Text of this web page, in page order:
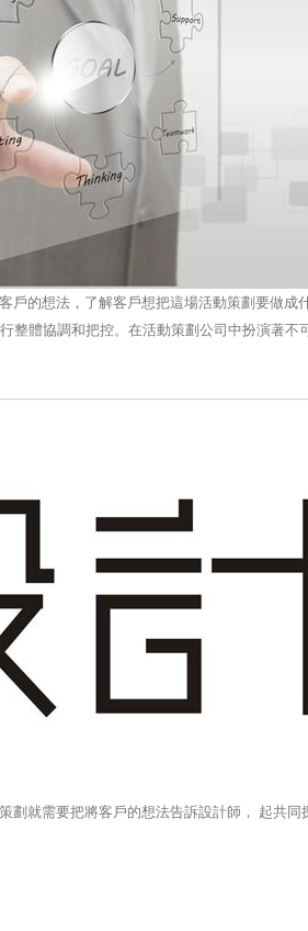
的想法，了解客戶想把這場活動策劃要做成
體協調和把控。在活動策劃公司中扮演著不
就需要把將客戶的想法告訴設計師， 起共